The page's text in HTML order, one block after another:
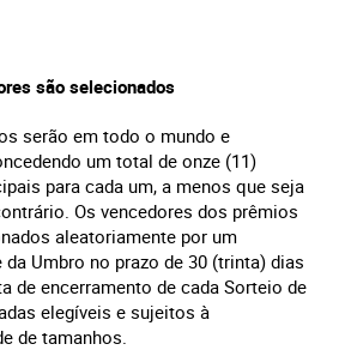
são selecionados
serão em todo o mundo e
um total de onze (11)
para cada um, a menos que seja
Os vencedores dos prêmios
aleatoriamente por um
da Umbro no prazo de 30 (trinta) dias
de encerramento de cada Sorteio de
elegíveis e sujeitos à
de tamanhos.